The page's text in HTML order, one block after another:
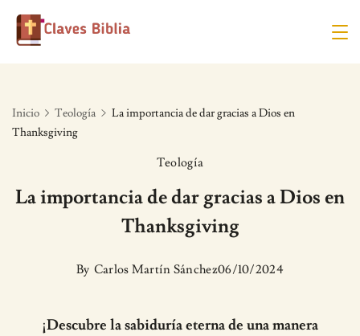
Skip
Inicio Teología
La importancia de dar gracias a Dios en
Thanksgiving
Teología
La importancia de dar gracias a Dios en
Thanksgiving
By Carlos Martín Sánchez06/10/2024
¡Descubre la sabiduría eterna de una manera